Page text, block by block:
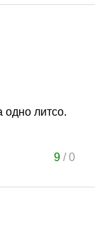
одно литсо.
9/0